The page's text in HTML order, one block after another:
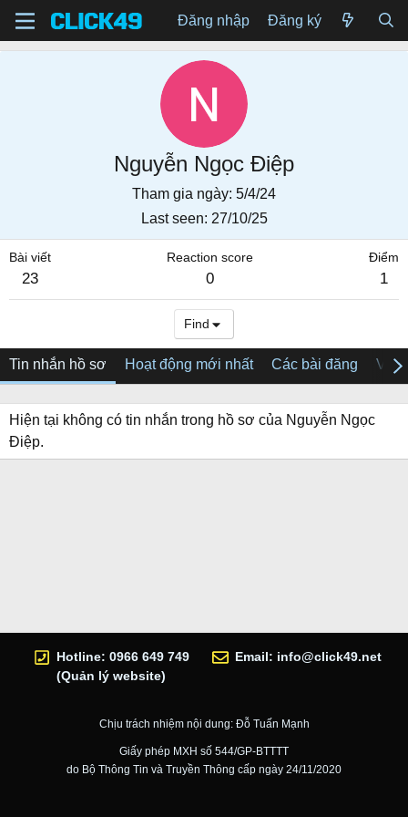
Đăng nhập Đăng ký
Nguyễn Ngọc Điệp
Tham gia ngày 5/4/24
Last seen 27/10/25
Bài viết
23
Reaction score
0
Điểm
1
Find
Tin nhắn hồ sơ Hoạt động mới nhất Các bài đăng Về
Hiện tại không có tin nhắn trong hồ sơ của Nguyễn Ngọc
Điệp.
Hotline: 0966 649 749
(Quản lý website)
Email: info@click49.net
Chịu trách nhiệm nội dung: Đỗ Tuấn Mạnh
Giấy phép MXH số 544/GP-BTTTT
do Bộ Thông Tin và Truyền Thông cấp ngày 24/11/2020